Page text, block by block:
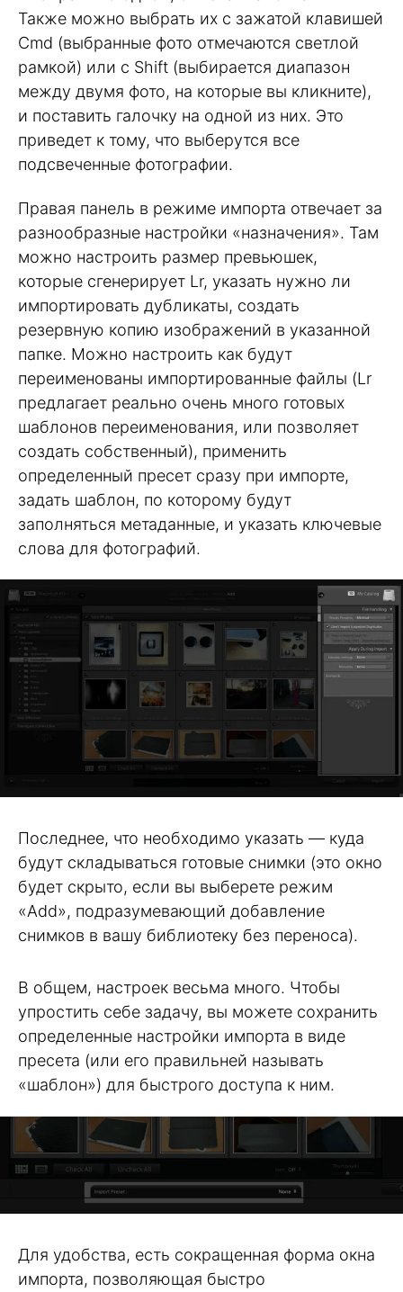
Также можно выбрать их с зажатой клавишей
Cmd (выбранные фото отмечаются светлой
рамкой) или с Shift (выбирается диапазон
между двумя фото, на которые вы кликните),
и поставить галочку на одной из них. Это
приведет к тому, что выберутся все
подсвеченные фотографии.
Правая панель в режиме импорта отвечает за
разнообразные настройки «назначения». Там
можно настроить размер превьюшек,
которые сгенерирует Lr, указать нужно ли
импортировать дубликаты, создать
резервную копию изображений в указанной
папке. Можно настроить как будут
переименованы импортированные файлы (Lr
предлагает реально очень много готовых
шаблонов переименования, или позволяет
создать собственный), применить
определенный пресет сразу при импорте,
задать шаблон, по которому будут
заполняться метаданные, и указать ключевые
слова для фотографий.
Последнее, что необходимо указать — куда
будут складываться готовые снимки (это окно
будет скрыто, если вы выберете режим
«Add», подразумевающий добавление
снимков в вашу библиотеку без переноса).
В общем, настроек весьма много. Чтобы
упростить себе задачу, вы можете сохранить
определенные настройки импорта в виде
пресета (или его правильней называть
«шаблон») для быстрого доступа к ним.
Для удобства, есть сокращенная форма окна
импорта, позволяющая быстро